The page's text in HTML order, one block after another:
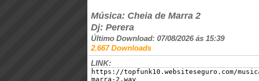
Música: Cheia de Marra 2
Dj: Perera
Último Download: 07/08/2026 ás 15:39
2.667 Downloads
LINK: